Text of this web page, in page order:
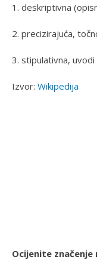
1. deskriptivna
2. precizirajuća,
3. stipulativna,
Izvor: Wikipedija
Ocijenite